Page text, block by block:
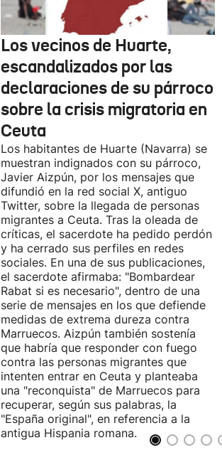
Los vecinos de Huarte,
escandalizados por las
declaraciones de su párroco
sobre la crisis migratoria en
Ceuta
Los habitantes de Huarte (Navarra) se
muestran indignados con su párroco,
Javier Aizpún, por los mensajes que
difundió en la red social X, antiguo
Twitter, sobre la llegada de personas
migrantes a Ceuta. Tras la oleada de
críticas, el sacerdote ha pedido perdón
y ha cerrado sus perfiles en redes
sociales. En una de sus publicaciones,
el sacerdote afirmaba: "Bombardear
Rabat si es necesario", dentro de una
serie de mensajes en los que defiende
medidas de extrema dureza contra
Marruecos. Aizpún también sostenía
que habría que responder con fuego
contra las personas migrantes que
intenten entrar en Ceuta y planteaba
una "reconquista" de Marruecos para
recuperar, según sus palabras, la
"España original", en referencia a la
antigua Hispania romana.